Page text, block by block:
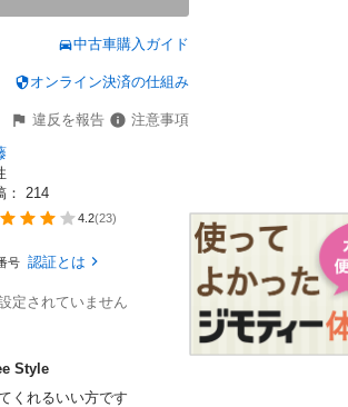
中古車購入ガイド
オンライン決済の仕組み
違反を報告
注意事項
： 214
4.2(23)
号 認証とは
定されていません
Style
くれるいい方です